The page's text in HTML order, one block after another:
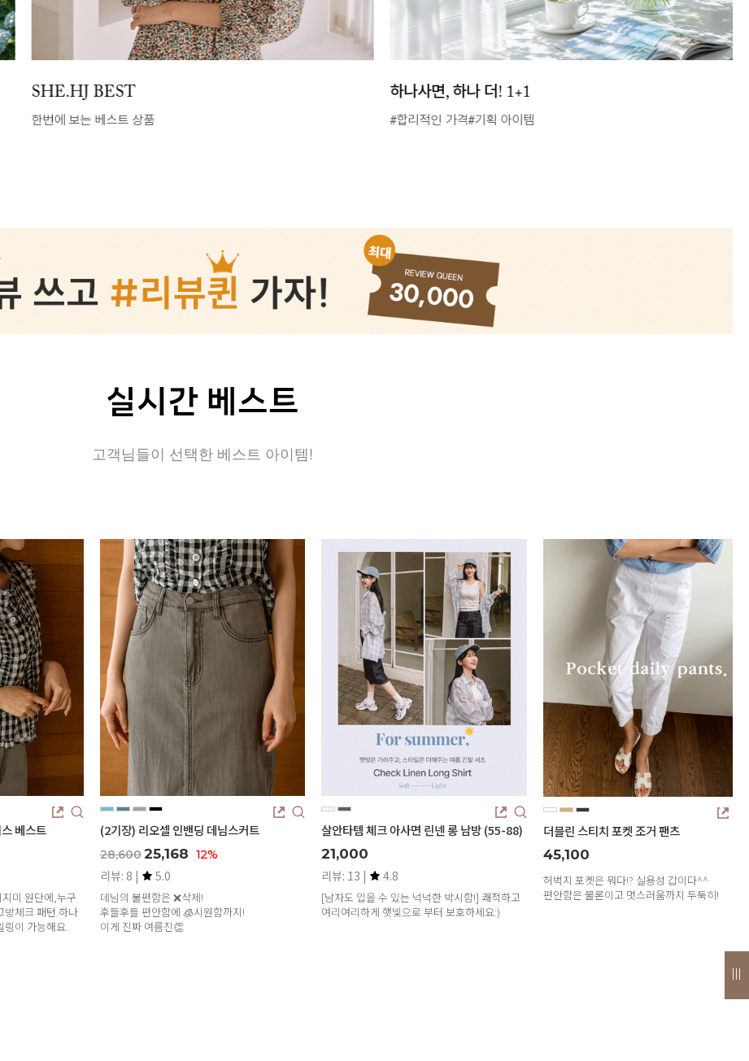
SHE.HJ BEST
한번에 보는 베스트 상품
하나사면, 하나 더! 1+1
#합리적인 가격#기획 아이템
실시간 베스트
고객님들이 선택한 베스트 아이템!
(2기장) 리오셀 인밴딩 데님스커트
12%
데님의 불편함은 ❌삭제!
후들후들 편안함에 🧊시원함까지!
이게 진짜 여름진👏
살안타템 체크 아사면 린넨 롱 남방 (55-88)
[남자도 입을 수 있는 넉넉한 박시함!] 쾌적하고
여리여리하게 햇빛으로 부터 보호하세요:)
더블린 스티치 포켓 조거 팬츠
허벅지 포켓은 뭐다!? 실용성 갑이다^^
편안함은 물론이고 멋스러움까지 두둑히!
초이 레이스 코튼
리뷰: 5 |
생기 충전~사랑